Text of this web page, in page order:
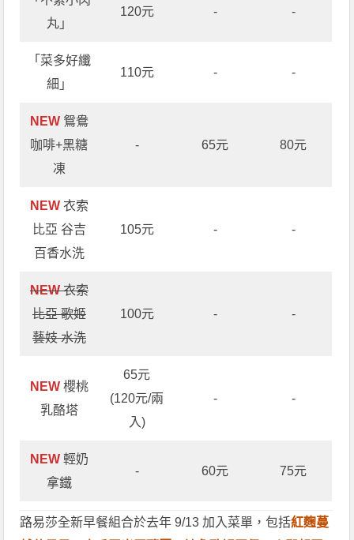
丸」
120元 - -
「菜多好纖
細」
110元 - -
NEW 鴛鴦
咖啡+黑糖
凍
- 65元 80元
NEW 衣索
比亞 谷吉
百香水洗
105元 - -
NEW衣索
比亞 歌姬
藝妓 水洗
100元 - -
NEW 櫻桃
乳酪塔
65元
(120元/兩
入)
- -
NEW 輕奶
拿鐵
- 60元 75元
路易莎全新早餐組合於去年 9/13 加入菜單，包括紅麴蔓